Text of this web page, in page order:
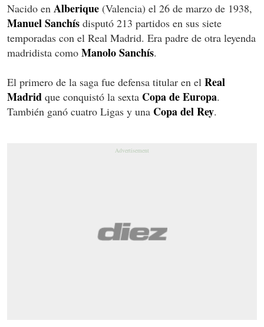
Nacido en Alberique (Valencia) el 26 de marzo de 1938,
Manuel Sanchís disputó 213 partidos en sus siete
temporadas con el Real Madrid. Era padre de otra leyenda
madridista como Manolo Sanchís.
El primero de la saga fue defensa titular en el Real
Madrid que conquistó la sexta Copa de Europa.
También ganó cuatro Ligas y una Copa del Rey.